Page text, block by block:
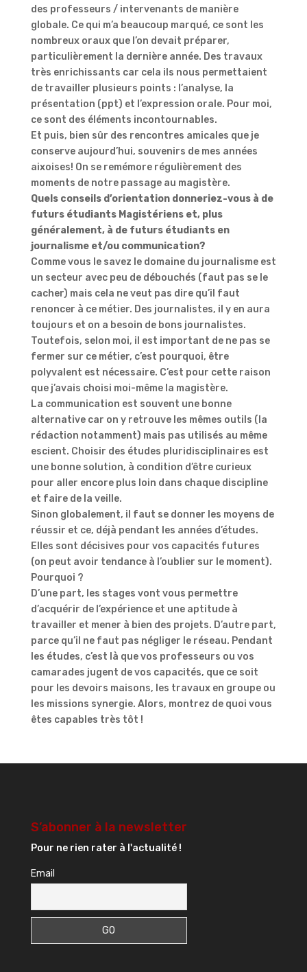
des professeurs / intervenants de manière
globale. Ce qui m’a beaucoup marqué, ce sont les
nombreux oraux que l’on devait préparer,
particulièrement la dernière année. Des travaux
très enrichissants car cela ils nous permettaient
de travailler plusieurs points : l’analyse, la
présentation (ppt) et l’expression orale. Pour moi,
ce sont des éléments incontournables.
Et puis, bien sûr des rencontres amicales que je
conserve aujourd’hui, souvenirs de mes années
aixoises! On se remémore régulièrement des
moments de notre passage au magistère.
Quels conseils d’orientation donneriez-vous à de
futurs étudiants Magistériens et, plus
généralement, à de futurs étudiants en
journalisme et/ou communication?
Comme vous le savez le domaine du journalisme est
un secteur avec peu de débouchés (faut pas se le
cacher) mais cela ne veut pas dire qu’il faut
renoncer à ce métier. Des journalistes, il y en aura
toujours et on a besoin de bons journalistes.
Toutefois, selon moi, il est important de ne pas se
fermer sur ce métier, c’est pourquoi, être
polyvalent est nécessaire. C’est pour cette raison
que j’avais choisi moi-même la magistère.
La communication est souvent une bonne
alternative car on y retrouve les mêmes outils (la
rédaction notamment) mais pas utilisés au même
escient. Choisir des études pluridisciplinaires est
une bonne solution, à condition d’être curieux
pour aller encore plus loin dans chaque discipline
et faire de la veille.
Sinon globalement, il faut se donner les moyens de
réussir et ce, déjà pendant les années d’études.
Elles sont décisives pour vos capacités futures
(on peut avoir tendance à l’oublier sur le moment).
Pourquoi ?
D’une part, les stages vont vous permettre
d’acquérir de l’expérience et une aptitude à
travailler et mener à bien des projets. D’autre part,
parce qu’il ne faut pas négliger le réseau. Pendant
les études, c’est là que vos professeurs ou vos
camarades jugent de vos capacités, que ce soit
pour les devoirs maisons, les travaux en groupe ou
les missions synergie. Alors, montrez de quoi vous
êtes capables très tôt !
S’abonner à la newsletter
Pour ne rien rater à l'actualité !
Email